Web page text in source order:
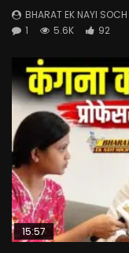
BHARAT EK NAYI SOCH
1
5.6K 92
15:57